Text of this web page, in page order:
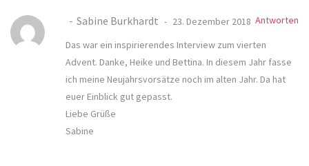
Sabine Burkhardt 23. Dezember 2018 Antworten
Das war ein inspirierendes Interview zum vierten
Advent. Danke, Heike und Bettina. In diesem Jahr fasse
ich meine Neujahrsvorsätze noch im alten Jahr. Da hat
euer Einblick gut gepasst.
Liebe Grüße
Sabine